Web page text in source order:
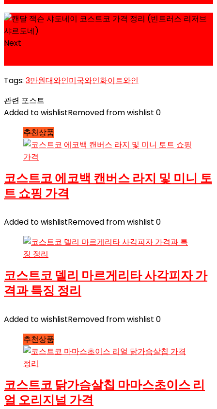
Next
Tags: 3만원대와인미국와인화이트와인
관련 포스트
Added to wishlistRemoved from wishlist 0
추천상품
코스트코 에코백 캔버스 라지 및 미니 토
트 쇼핑 가격
Added to wishlistRemoved from wishlist 0
코스트코 델리 마르게리타 사각피자 가
격과 특징 정리
Added to wishlistRemoved from wishlist 0
추천상품
코스트코 닭가슴살칩 마마스초이스 리
얼 오리지널 가격